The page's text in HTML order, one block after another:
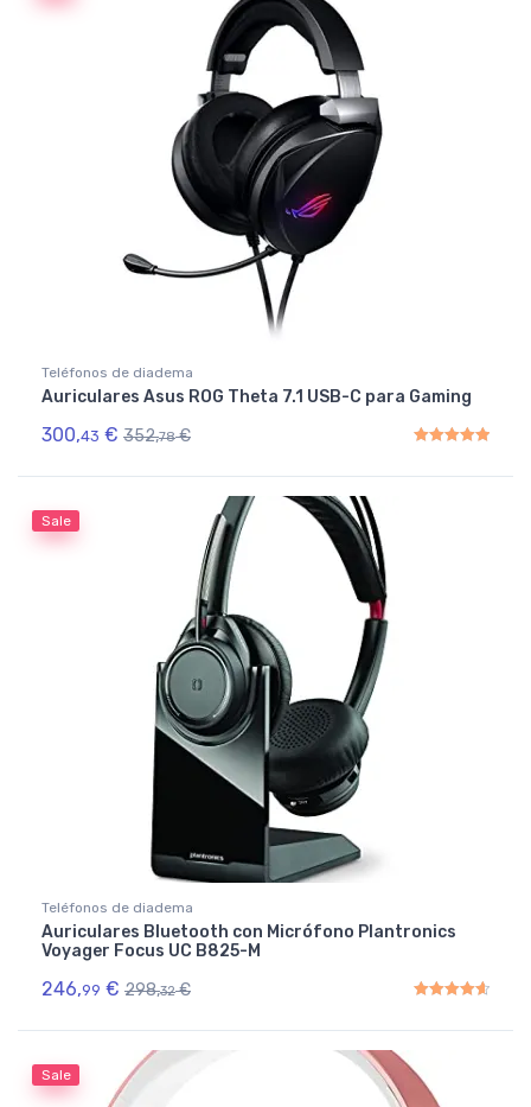
Teléfonos de diadema
Auriculares Asus ROG Theta 7.1 USB-C para Gaming
300,43 € 352,78 €
Sale
Teléfonos de diadema
Auriculares Bluetooth con Micrófono Plantronics
Voyager Focus UC B825-M
246,99 € 298,32 €
Sale